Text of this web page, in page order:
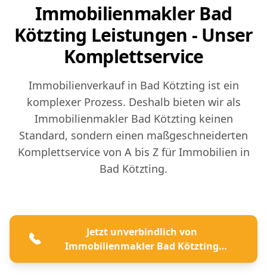
Immobilienmakler Bad
Kötzting Leistungen - Unser
Komplettservice
Immobilienverkauf in Bad Kötzting ist ein
komplexer Prozess. Deshalb bieten wir als
Immobilienmakler Bad Kötzting keinen
Standard, sondern einen maßgeschneiderten
Komplettservice von A bis Z für Immobilien in
Bad Kötzting.
Jetzt unverbindlich von
Immobilienmakler Bad Kötzting
beraten lassen